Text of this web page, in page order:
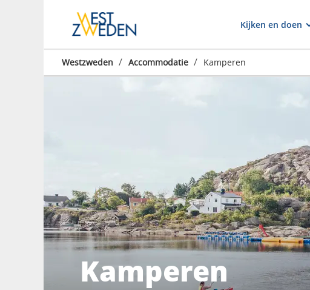
Kijken en doen
Westzweden / Accommodatie / Kamperen
Kamperen